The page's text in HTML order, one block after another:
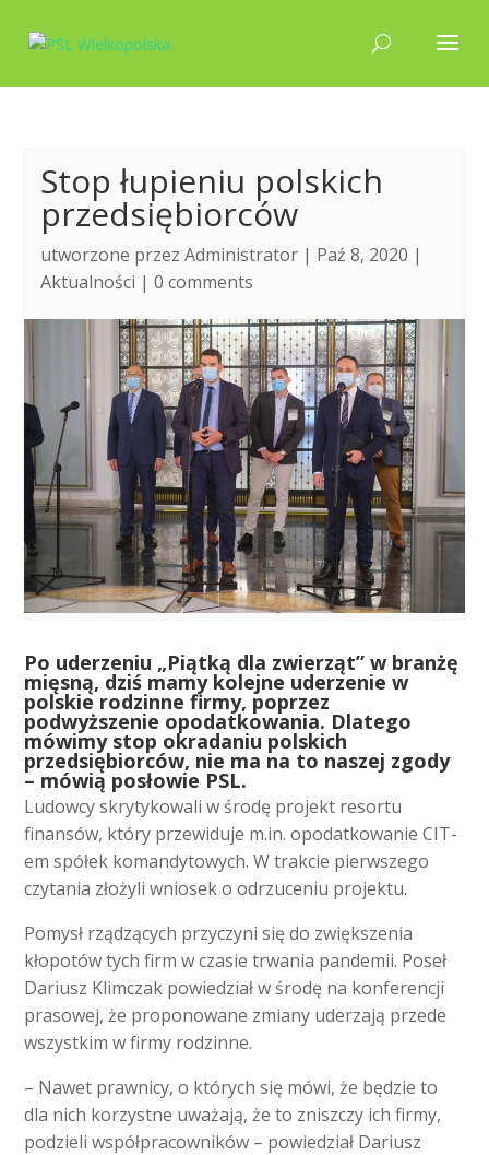
Stop łupieniu polskich
przedsiębiorców
utworzone przezAdministrator | Paź 8, 2020 |
Aktualności |0 comments
Po uderzeniu „Piątką dla zwierząt” w branżę
mięsną, dziś mamy kolejne uderzenie w
polskie rodzinne firmy, poprzez
podwyższenie opodatkowania. Dlatego
mówimy stop okradaniu polskich
przedsiębiorców, nie ma na to naszej zgody
– mówią posłowie PSL.
Ludowcy skrytykowali w środę projekt resortu
finansów, który przewiduje m.in. opodatkowanie CIT-
em spółek komandytowych. W trakcie pierwszego
czytania złożyli wniosek o odrzuceniu projektu.
Pomysł rządzących przyczyni się do zwiększenia
kłopotów tych firm w czasie trwania pandemii. Poseł
Dariusz Klimczak powiedział w środę na konferencji
prasowej, że proponowane zmiany uderzają przede
wszystkim w firmy rodzinne.
– Nawet prawnicy, o których się mówi, że będzie to
dla nich korzystne uważają, że to zniszczy ich firmy,
podzieli współpracowników – powiedział Dariusz